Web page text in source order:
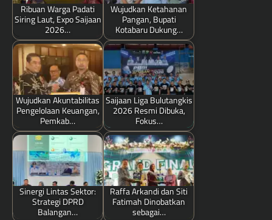
Ribuan Warga Padati
Siring Laut, Expo Saijaan
2026…
Wujudkan Ketahanan
Pangan, Bupati
Kotabaru Dukung…
Wujudkan Akuntabilitas
Pengelolaan Keuangan,
Pemkab…
Saijaan Liga Bulutangkis
2026 Resmi Dibuka,
Fokus…
Sinergi Lintas Sektor:
Strategi DPRD
Balangan…
Raffa Arkandi dan Siti
Fatimah Dinobatkan
sebagai…